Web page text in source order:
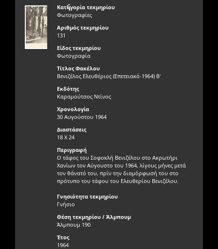
ς
Κατηγορία τεκμηρίου
Φωτογραφίες
Αριθμός τεκμηρίου
131
Είδος τεκμηρίου
Φωτογραφία
Τίτλος Φακέλου
Βενιζέλος Ελευθέριος (Επετειακό-1964) Β'
Εκδότης
Καραμούτσος Ντίνος
Χρονολογία
30 Αυγούστου 1964
Διαστάσεις
18 Χ 24
Περιγραφή
Ο τάφος του Σοφοκλή Βενιζέλου στο Ακρωτήρι
Χανίων τον Αύγουστο του 1964, λίγους μήνες μετά
τον θάνατό του, πρίν την διαμόρφωσή του στο
πρότυπο του τάφου του Ελευθερίου Βενιζέλου.
Γνησιότητα τεκμηρίου
Γνήσιο
Θέση τεκμηρίου / Άλμπουμ
Άλμπουμ 190
Έτος
1964